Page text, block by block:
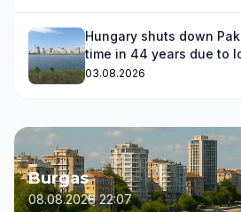
Hungary shuts down
time in 44 years due to
03.08.2026
Burgas
08.08.2026 22:07